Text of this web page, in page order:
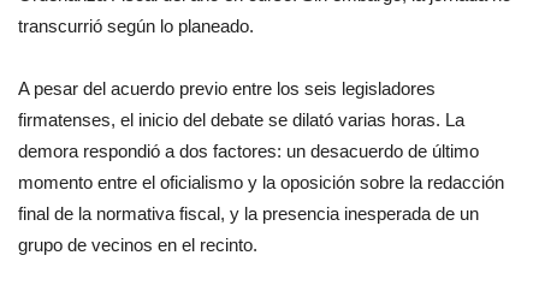
transcurrió según lo planeado.
A pesar del acuerdo previo entre los seis legisladores
firmatenses, el inicio del debate se dilató varias horas. La
demora respondió a dos factores: un desacuerdo de último
momento entre el oficialismo y la oposición sobre la redacción
final de la normativa fiscal, y la presencia inesperada de un
grupo de vecinos en el recinto.